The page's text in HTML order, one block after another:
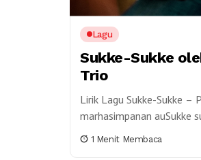
Lagu
Sukke-Sukke
Trio
Lirik Lagu Sukke-Sukke –
marhasimpanan auSukke
monAu on ma da inong
1 Menit Membaca